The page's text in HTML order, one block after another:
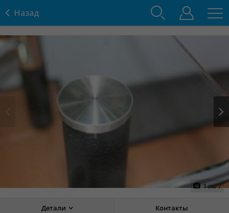
Назад
1из7
Детали Контакты